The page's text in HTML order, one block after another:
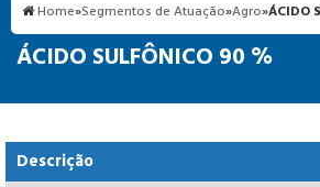
Home»Segmentos de Atuação»Agro»ÁCIDO
ÁCIDO SULFÔNICO 90 %
Descrição